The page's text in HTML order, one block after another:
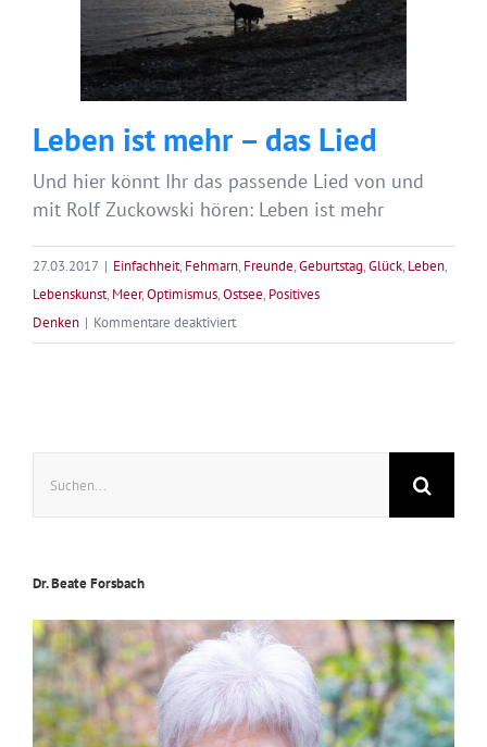
Leben ist mehr – das Lied
Und hier könnt Ihr das passende Lied von und
mit Rolf Zuckowski hören: Leben ist mehr
27.03.2017 | Einfachheit, Fehmarn, Freunde,Geburtstag,Glück, Leben,
Lebenskunst, Meer,Optimismus,Ostsee, Positives
Denken | Kommentare deaktiviertfür
Leben
nach:
Dr. Beate Forsbach